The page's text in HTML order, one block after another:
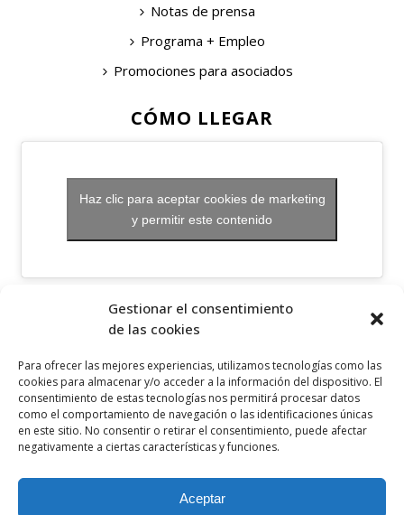
Gestionar el consentimiento
de las cookies
Para ofrecer las mejores experiencias, utilizamos tecnologías como las
cookies para almacenar y/o acceder a la información del dispositivo. El
consentimiento de estas tecnologías nos permitirá procesar datos
como el comportamiento de navegación o las identificaciones únicas
en este sitio. No consentir o retirar el consentimiento, puede afectar
negativamente a ciertas características y funciones.
Aceptar
Notas de prensa
Programa + Empleo
Promociones para asociados
CÓMO LLEGAR
Haz clic para aceptar cookies de marketing
y permitir este contenido
OTROS ENLACES
Política de cookies
Aviso legal
Canal ético
SÍGUENOS EN